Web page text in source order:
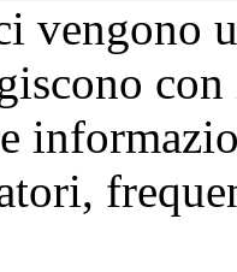
vengono